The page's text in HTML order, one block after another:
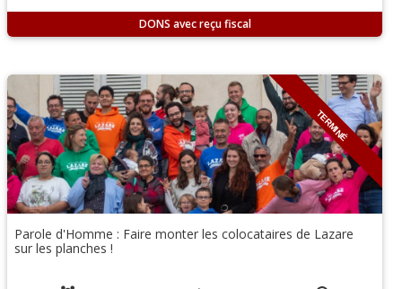
DONS
TERMINÉ
Parole d'Homme : Faire monter les colocataires de Lazare
sur les planches !